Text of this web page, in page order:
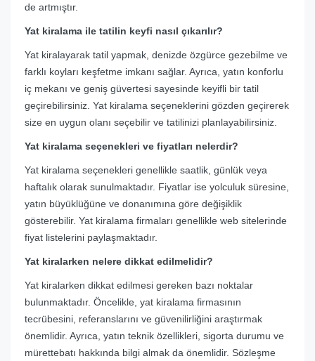
de artmıştır.
Yat kiralama ile tatilin keyfi nasıl çıkarılır?
Yat kiralayarak tatil yapmak, denizde özgürce gezebilme ve
farklı koyları keşfetme imkanı sağlar. Ayrıca, yatın konforlu
iç mekanı ve geniş güvertesi sayesinde keyifli bir tatil
geçirebilirsiniz. Yat kiralama seçeneklerini gözden geçirerek
size en uygun olanı seçebilir ve tatilinizi planlayabilirsiniz.
Yat kiralama seçenekleri ve fiyatları nelerdir?
Yat kiralama seçenekleri genellikle saatlik, günlük veya
haftalık olarak sunulmaktadır. Fiyatlar ise yolculuk süresine,
yatın büyüklüğüne ve donanımına göre değişiklik
gösterebilir. Yat kiralama firmaları genellikle web sitelerinde
fiyat listelerini paylaşmaktadır.
Yat kiralarken nelere dikkat edilmelidir?
Yat kiralarken dikkat edilmesi gereken bazı noktalar
bulunmaktadır. Öncelikle, yat kiralama firmasının
tecrübesini, referanslarını ve güvenilirliğini araştırmak
önemlidir. Ayrıca, yatın teknik özellikleri, sigorta durumu ve
mürettebatı hakkında bilgi almak da önemlidir. Sözleşme